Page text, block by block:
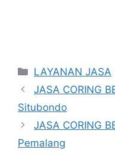
Categories
LAYANAN JASA
JASA CORING
Situbondo
JASA CORING
Pemalang